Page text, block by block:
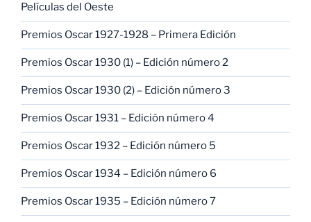
Películas del Oeste
Premios Oscar 1927-1928 – Primera Edición
Premios Oscar 1930 (1) – Edición número 2
Premios Oscar 1930 (2) – Edición número 3
Premios Oscar 1931 – Edición número 4
Premios Oscar 1932 – Edición número 5
Premios Oscar 1934 – Edición número 6
Premios Oscar 1935 – Edición número 7